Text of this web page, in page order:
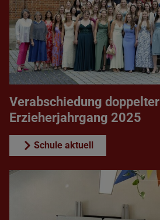
Verabschiedung doppelter
Erzieherjahrgang 2025
Schule aktuell